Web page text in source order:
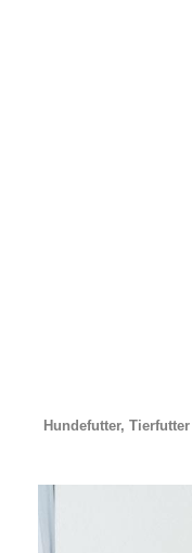
Hundefutter, Tierfutter